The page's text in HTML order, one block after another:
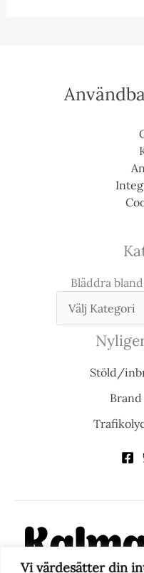
Vi värdesätter din
Bläddra
Stöld/